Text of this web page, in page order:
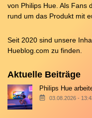
von Philips Hue. Als Fans
rund um das Produkt mit
Seit 2020 sind unsere
Hueblog.com zu finden.
Aktuelle Beiträge
Philips Hue
03.08.2026 -